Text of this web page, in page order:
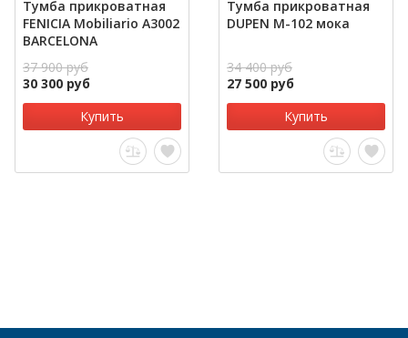
Тумба прикроватная
FENICIA Mobiliario А3002
BARCELONA
37 900 руб
30 300 руб
Купить
Тумба прикроватная
DUPEN М-102 мока
34 400 руб
27 500 руб
Купить